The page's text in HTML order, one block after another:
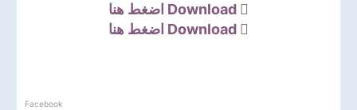
Download اضغط هنا
Download اضغط هنا
Facebook